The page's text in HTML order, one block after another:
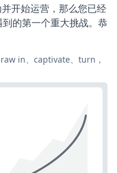
开始运营，那么您已经
的第一个重大挑战。恭
in、captivate、turn，